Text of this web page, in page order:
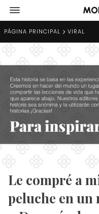
PÁGINA PRINCIPAL VIRAL
Le compré a
peluche en un